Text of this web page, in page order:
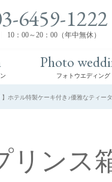
6459-1222
：00～20：00（年中無休）
Photo
フォトウエディング
】ホテル特製ケーキ付き♪優雅なティ
リンス